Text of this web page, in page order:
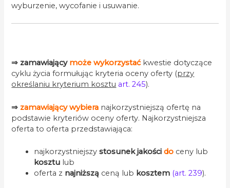
wyburzenie, wycofanie i usuwanie.
⇒ zamawiający może wykorzystaćkwestie dotyczące
cyklu życia formułując kryteria oceny oferty (przy
określaniu kryterium kosztu art. 245).
⇒ zamawiający wybiera najkorzystniejszą ofertę na
podstawie kryteriów oceny oferty. Najkorzystniejsza
oferta to oferta przedstawiająca:
najkorzystniejszystosunek jakości do ceny lub
kosztu lub
oferta z najniższą ceną lub kosztem (art. 239).